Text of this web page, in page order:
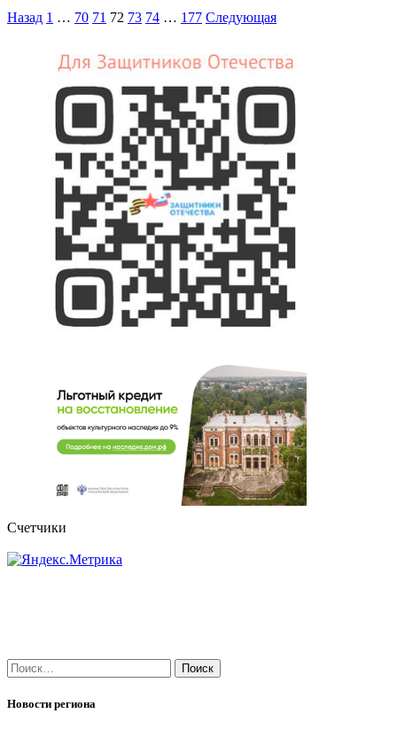
Пагинация
Назад 1 … 70 71 72 73 74 … 177 Следующая
Счетчики
Найти:
Новости региона